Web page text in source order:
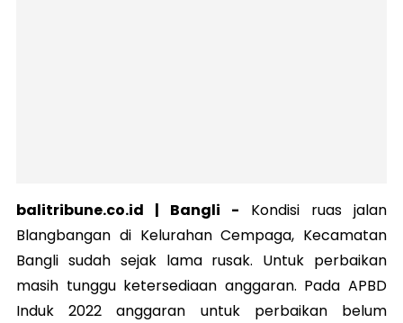
balitribune.co.id | Bangli - Kondisi ruas jalan
Blangbangan di Kelurahan Cempaga, Kecamatan
Bangli sudah sejak lama rusak. Untuk perbaikan
masih tunggu ketersediaan anggaran. Pada APBD
Induk 2022 anggaran untuk perbaikan belum